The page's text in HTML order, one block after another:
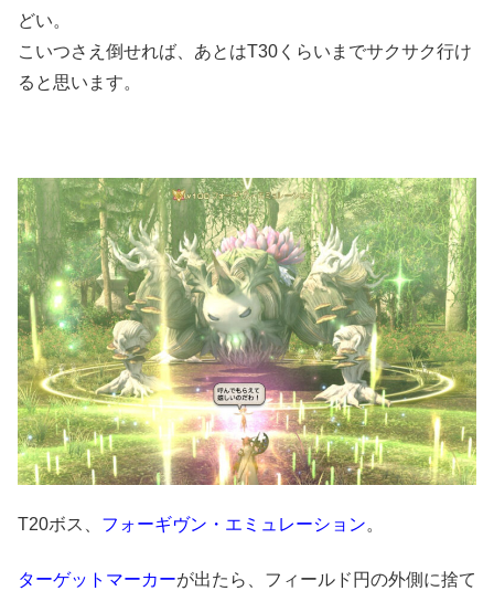
どい。
こいつさえ倒せれば、あとはT30くらいまでサクサク行け
ると思います。
T20ボス、 フォーギヴン・エミュレーション。
ターゲットマーカーが出たら、フィールド円の外側に捨て